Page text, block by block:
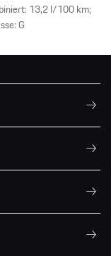
13,2 l/100 km;
G